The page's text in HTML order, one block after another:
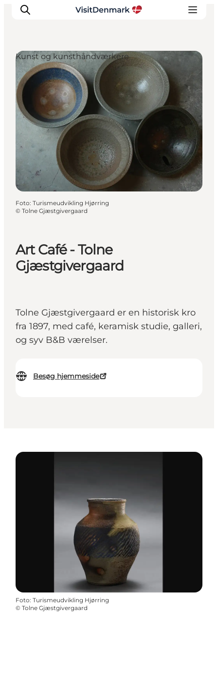
Inspiration
Destinationer
Oplevelser
Overnatning
Planlæg ferien
Art Café - Tolne
Gjæstgivergaard
Tolne Gjæstgivergaard er en historisk kro
fra 1897, med café, keramisk studie, galleri,
og syv B&B værelser.
Besøg hjemmeside
Kunst og kunsthåndværkere
Foto: Turismeudvikling Hjørring
© Tolne Gjæstgivergaard
Foto: Turismeudvikling Hjørring
© Tolne Gjæstgivergaard